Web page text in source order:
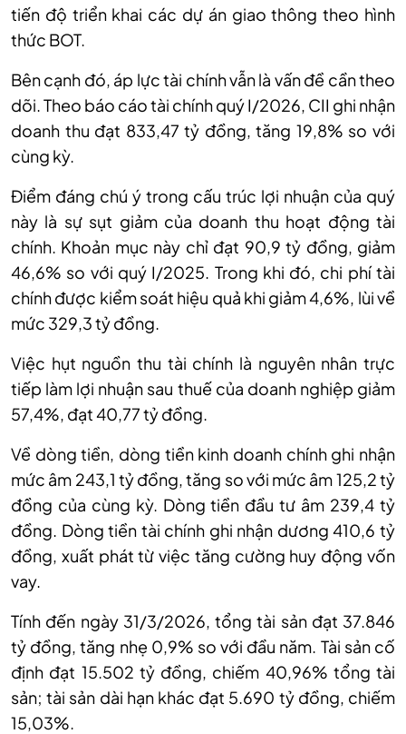
tiến độ triển khai các dự án giao thông theo hình
thức BOT.
Bên cạnh đó, áp lực tài chính vẫn là vấn đề cần theo
dõi.Theo báo cáo tài chính quý I/2026, CII ghi nhận
doanh thu đạt 833,47 tỷ đồng, tăng 19,8% so với
cùng kỳ.
Điểm đáng chú ý trong cấu trúc lợi nhuận của quý
này là sự sụt giảm của doanh thu hoạt động tài
chính. Khoản mục này chỉ đạt 90,9 tỷ đồng, giảm
46,6% so với quý I/2025. Trong khi đó, chi phí tài
chính được kiểm soát hiệu quả khi giảm 4,6%, lùi về
mức 329,3 tỷ đồng.
Việc hụt nguồn thu tài chính là nguyên nhân trực
tiếp làm lợi nhuận sau thuế của doanh nghiệp giảm
57,4%, đạt 40,77 tỷ đồng.
Về dòng tiền, dòng tiền kinh doanh chính ghi nhận
mức âm 243,1 tỷ đồng, tăng so với mức âm 125,2 tỷ
đồng của cùng kỳ. Dòng tiền đầu tư âm 239,4 tỷ
đồng. Dòng tiền tài chính ghi nhận dương 410,6 tỷ
đồng, xuất phát từ việc tăng cường huy động vốn
vay.
Tính đến ngày 31/3/2026, tổng tài sản đạt 37.846
tỷ đồng, tăng nhẹ 0,9% so với đầu năm. Tài sản cố
định đạt 15.502 tỷ đồng, chiếm 40,96% tổng tài
sản; tài sản dài hạn khác đạt 5.690 tỷ đồng, chiếm
15,03%.